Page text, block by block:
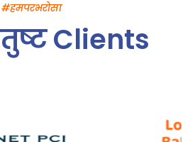
#हमपरभरोसा
Clients